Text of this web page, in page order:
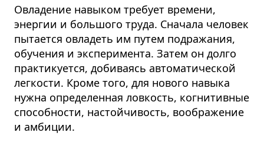
Овладение навыком требует времени,
энергии и большого труда. Сначала человек
пытается овладеть им путем подражания,
обучения и эксперимента. Затем он долго
практикуется, добиваясь автоматической
легкости. Кроме того, для нового навыка
нужна определенная ловкость, когнитивные
способности, настойчивость, воображение
и амбиции.